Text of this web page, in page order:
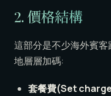
2. 價格結構
這部分是不少海外賓
地層層加碼:
套餐費(Set